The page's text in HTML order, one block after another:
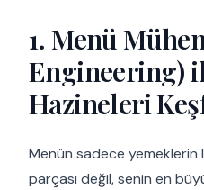
1. Menü
Engineering)
Hazineleri
Menün sadece yemeklerin
parçası değil, senin en